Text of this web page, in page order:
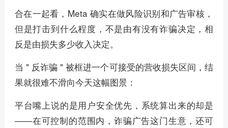
合在一起看，Meta 确实在做风险识别和广告审核，
但是打击到什么程度，不是由有没有诈骗决定，相
反是由损失多少收入决定。
当 " 反诈骗 " 被框进一个可接受的营收损失区间，结
果就很难不滑向今天这幅图景：
平台嘴上说的是用户安全优先，系统算出来的却是
——在可控制的范围内，诈骗广告这门生意，还可